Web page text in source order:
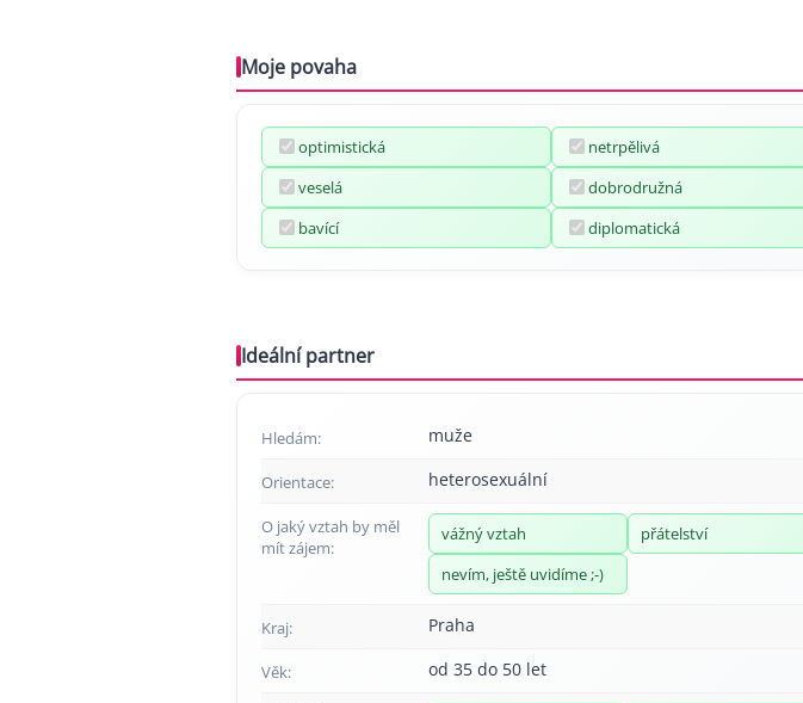
Moje povaha
optimistická
netrpělivá
veselá
dobrodružná
bavící
diplomatická
Ideální partner
Hledám: muže
Orientace: heterosexuální
O jaký vztah by měl
mít zájem:
vážný vztah
přátelství
nevím, ještě uvidíme ;-)
Kraj: Praha
Věk: od 35 do 50 let